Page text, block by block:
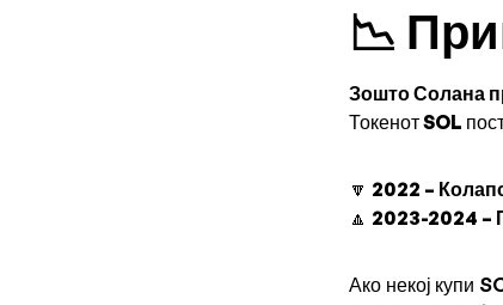
📉
Зошто Солана
ТокенотSOL
🔽 2022 –
🔼 2023-2024 –
Ако некој купи